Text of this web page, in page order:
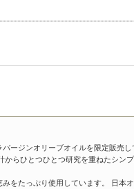
ージンオリーブオイルを限定販売
らひとつひとつ研究を重ねたシン
をたっぷり使用しています。 日本